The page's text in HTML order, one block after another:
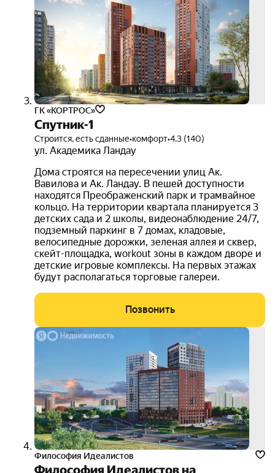
ГК «КОРТРОС»
Спутник-1
Строится, есть сданные•комфорт•4.3 (140)
ул. Академика Ландау
Дома строятся на пересечении улиц Ак.
Вавилова и Ак. Ландау. В пешей доступности
находятся Преображенский парк и трамвайное
кольцо. На территории квартала планируется 3
детских сада и 2 школы, видеонаблюдение 24/7,
подземный паркинг в 7 домах, кладовые,
велосипедные дорожки, зеленая аллея и сквер,
скейт-площадка, workout зоны в каждом дворе и
детские игровые комплексы. На первых этажах
будут располагаться торговые галереи.
Позвонить
Философия Идеалистов
Философия Идеалистов на